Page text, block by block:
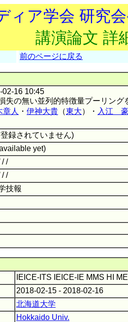
ィア学会 研究
講演論文 詳
前のページに戻る
02-16 10:45
失の無い並列的特徴量プーリング
章人 ・ 伊神大貴 （東大）・ 入江
録されていません)
yet)
/ /
/ /
技報
IEICE-ITS IEICE-IE MMS HI
2018-02-15 - 2018-02-16
北海道大学
Hokkaido Univ.